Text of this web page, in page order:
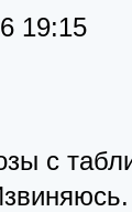
19:15
с